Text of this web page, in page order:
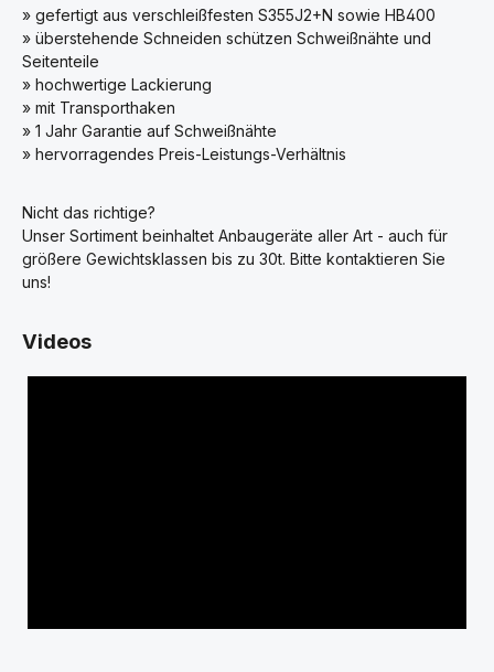
» gefertigt aus verschleißfesten S355J2+N sowie HB400
» überstehende Schneiden schützen Schweißnähte und
Seitenteile
» hochwertige Lackierung
» mit Transporthaken
» 1 Jahr Garantie auf Schweißnähte
» hervorragendes Preis-Leistungs-Verhältnis
Nicht das richtige?
Unser Sortiment beinhaltet Anbaugeräte aller Art - auch für
größere Gewichtsklassen bis zu 30t. Bitte kontaktieren Sie
uns!
Videos